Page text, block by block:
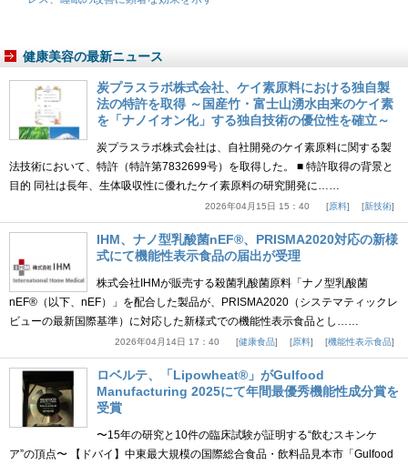
健康美容の最新ニュース
炭プラスラボ株式会社、ケイ素原料における独自製
法の特許を取得 ～国産竹・富士山湧水由来のケイ素
を「ナノイオン化」する独自技術の優位性を確立～
炭プラスラボ株式会社は、自社開発のケイ素原料に関する製
法技術において、特許（特許第7832699号）を取得した。 ■ 特許取得の背景と
目的 同社は長年、生体吸収性に優れたケイ素原料の研究開発に……
2026年04月15日 15：40 原料 新技術
IHM、ナノ型乳酸菌nEF®、PRISMA2020対応の新様
式にて機能性表示食品の届出が受理
株式会社IHMが販売する殺菌乳酸菌原料「ナノ型乳酸菌
nEF®（以下、nEF）」を配合した製品が、PRISMA2020（システマティックレ
ビューの最新国際基準）に対応した新様式での機能性表示食品とし……
2026年04月14日 17：40 健康食品 原料 機能性表示食品
ロベルテ、「Lipowheat®」がGulfood
Manufacturing 2025にて年間最優秀機能性成分賞を
受賞
〜15年の研究と10件の臨床試験が証明する“飲むスキンケ
ア”の頂点〜 【ドバイ】中東最大規模の国際総合食品・飲料品見本市「Gulfood